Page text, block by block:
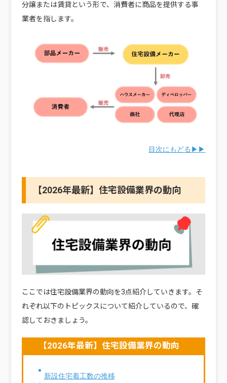
分譲または賃貸という形で、消費者に商品を提供する事
業者を指します。
目次にもどる▶▶
【2026年最新】住宅設備業界の動向
ここでは住宅設備業界の動向を3点紹介していきます。そ
れぞれ以下のトピックスについて紹介しているので、確
認しておきましょう。
【2026年最新】住宅設備業界の動向
新設住宅着工数の推移